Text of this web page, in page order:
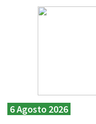
6 Agosto 2026